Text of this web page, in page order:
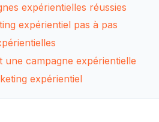
expérientielles réussies
expérientiel pas à pas
campagne expérientielle
expérientiel